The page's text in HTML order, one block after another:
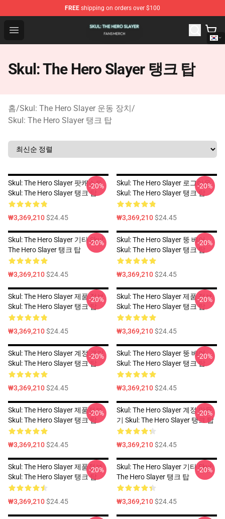
FREE shipping on orders over $100
Open menu
Skul: The Hero Slayer Shop - Official Skul: The Hero
Skul: The Hero Slayer 탱크 탑
홈/Skul: The Hero Slayer 운동 장치/
Skul: The Hero Slayer 탱크 탑
Skul: The Hero Slayer 팟캐스트
Skul: The Hero Slayer 탱크 탑
₩3,369,210$24.45
-20%
Skul: The Hero Slayer 로그아웃
Skul: The Hero Slayer 탱크 탑
₩3,369,210$24.45
-20%
Skul: The Hero Slayer 기타 Skul:
The Hero Slayer 탱크 탑
₩3,369,210$24.45
-20%
Skul: The Hero Slayer 뚱 베어
Skul: The Hero Slayer 탱크 탑
₩3,369,210$24.45
-20%
Skul: The Hero Slayer 제품 정보
Skul: The Hero Slayer 탱크 탑
₩3,369,210$24.45
-20%
Skul: The Hero Slayer 제품 정보
Skul: The Hero Slayer 탱크 탑
₩3,369,210$24.45
-20%
Skul: The Hero Slayer 계정 관리
Skul: The Hero Slayer 탱크 탑
₩3,369,210$24.45
-20%
Skul: The Hero Slayer 뚱 베어
Skul: The Hero Slayer 탱크 탑
₩3,369,210$24.45
-20%
Skul: The Hero Slayer 제품정보
Skul: The Hero Slayer 탱크 탑
₩3,369,210$24.45
-20%
Skul: The Hero Slayer 계정 만들
기 Skul: The Hero Slayer 탱크 탑
₩3,369,210$24.45
-20%
Skul: The Hero Slayer 제품정보
Skul: The Hero Slayer 탱크 탑
₩3,369,210$24.45
-20%
Skul: The Hero Slayer 기타 Skul:
The Hero Slayer 탱크 탑
₩3,369,210$24.45
-20%